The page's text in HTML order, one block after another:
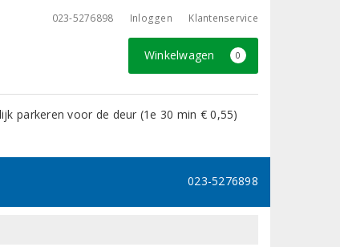
023-5276898 Inloggen Klantenservice
Winkelwagen 0
parkeren voor de deur (1e 30 min € 0,55)
023-5276898